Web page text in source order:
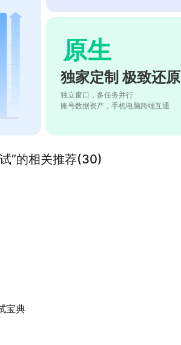
原生
独家定制 极致还原
独立窗口，多任务并行
账号数据资产，手机电脑跨端互通
”的相关推荐(30)
宝典